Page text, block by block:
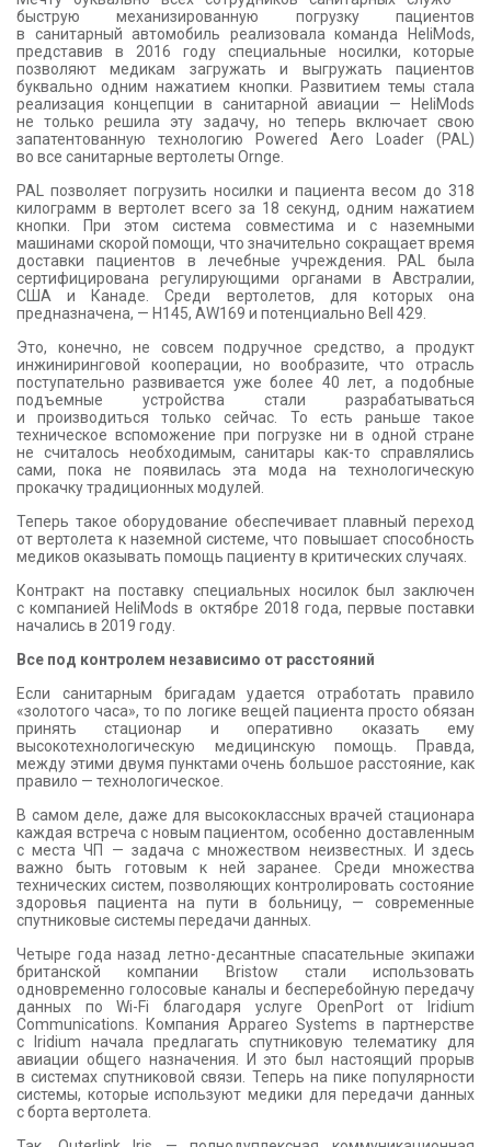
быструю механизированную погрузку пациентов
в санитарный автомобиль реализовала команда HeliMods,
представив в 2016 году специальные носилки, которые
позволяют медикам загружать и выгружать пациентов
буквально одним нажатием кнопки. Развитием темы стала
реализация концепции в санитарной авиации — HeliMods
не только решила эту задачу, но теперь включает свою
запатентованную технологию Powered Aero Loader (PAL)
во все санитарные вертолеты Ornge.
PAL позволяет погрузить носилки и пациента весом до 318
килограмм в вертолет всего за 18 секунд, одним нажатием
кнопки. При этом система совместима и с наземными
машинами скорой помощи, что значительно сокращает время
доставки пациентов в лечебные учреждения. PAL была
сертифицирована регулирующими органами в Австралии,
США и Канаде. Среди вертолетов, для которых она
предназначена, — H145, AW169 и потенциально Bell 429.
Это, конечно, не совсем подручное средство, а продукт
инжиниринговой кооперации, но вообразите, что отрасль
поступательно развивается уже более 40 лет, а подобные
подъемные устройства стали разрабатываться
и производиться только сейчас. То есть раньше такое
техническое вспоможение при погрузке ни в одной стране
не считалось необходимым, санитары как-то справлялись
сами, пока не появилась эта мода на технологическую
прокачку традиционных модулей.
Теперь такое оборудование обеспечивает плавный переход
от вертолета к наземной системе, что повышает способность
медиков оказывать помощь пациенту в критических случаях.
Контракт на поставку специальных носилок был заключен
с компанией HeliMods в октябре 2018 года, первые поставки
начались в 2019 году.
Все под контролем независимо от расстояний
Если санитарным бригадам удается отработать правило
«золотого часа», то по логике вещей пациента просто обязан
принять стационар и оперативно оказать ему
высокотехнологическую медицинскую помощь. Правда,
между этими двумя пунктами очень большое расстояние, как
правило — технологическое.
В самом деле, даже для высококлассных врачей стационара
каждая встреча с новым пациентом, особенно доставленным
с места ЧП — задача с множеством неизвестных. И здесь
важно быть готовым к ней заранее. Среди множества
технических систем, позволяющих контролировать состояние
здоровья пациента на пути в больницу, — современные
спутниковые системы передачи данных.
Четыре года назад летно-десантные спасательные экипажи
британской компании Bristow стали использовать
одновременно голосовые каналы и бесперебойную передачу
данных по Wi-Fi благодаря услуге OpenPort от Iridium
Communications. Компания Appareo Systems в партнерстве
с Iridium начала предлагать спутниковую телематику для
авиации общего назначения. И это был настоящий прорыв
в системах спутниковой связи. Теперь на пике популярности
системы, которые используют медики для передачи данных
с борта вертолета.